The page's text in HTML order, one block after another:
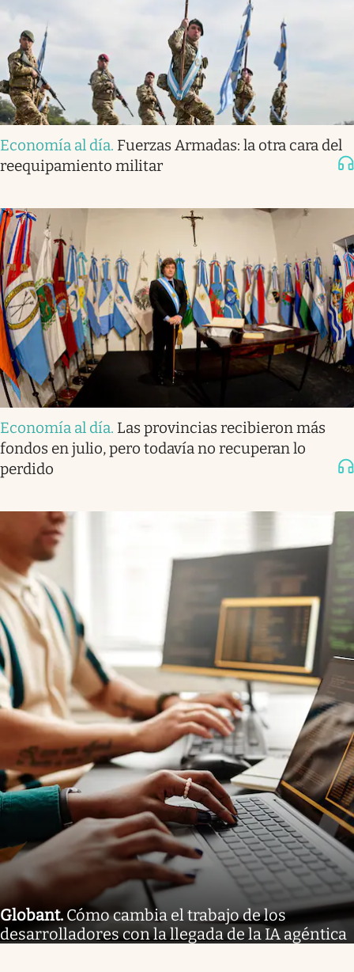
Economía al día. Fuerzas Armadas: la otra cara del
reequipamiento militar
Economía al día. Las provincias recibieron más
fondos en julio, pero todavía no recuperan lo
perdido
Globant. Cómo cambia el trabajo de los
desarrolladores con la llegada de la IA agéntica